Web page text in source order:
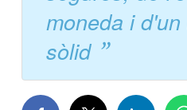
moneda i
sòlid